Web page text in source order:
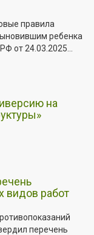
правила
ребенка
от 24.03.2025...
на
видов работ
перечень